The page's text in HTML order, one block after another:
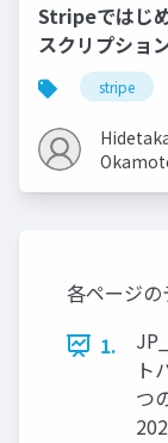
Stripeではじ
スクリプショ
な料金体系が
実現できるの
JP_Stripes
202309
stripe
各ページの
1.
ト
つ